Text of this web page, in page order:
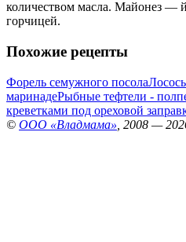
количеством масла. Майонез —
горчицей.
Похожие рецепты
Форель семужного посола
маринадеРыбные тефтели -
креветками под ореховой
© ООО «Владмама» , 2008 —